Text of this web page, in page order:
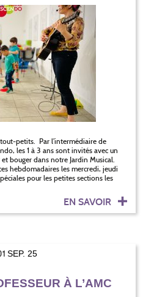
petits. Par l’intermédiaire de
les 1 à 3 ans sont invités avec un
bouger dans notre Jardin Musical.
hebdomadaires les mercredi, jeudi
pour les petites sections les
EN SAVOIR
SEP. 25
À L’AMC